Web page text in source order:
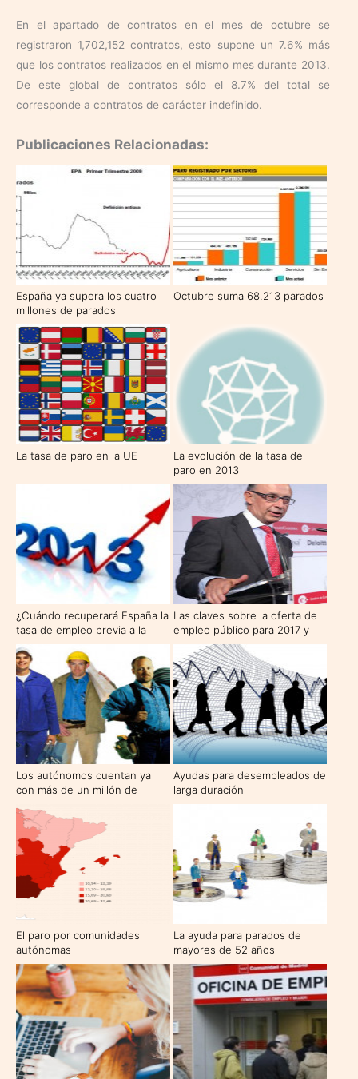
En el apartado de contratos en el mes de octubre se
registraron 1,702,152 contratos, esto supone un 7.6% más
que los contratos realizados en el mismo mes durante 2013.
De este global de contratos sólo el 8.7% del total se
corresponde a contratos de carácter indefinido.
Publicaciones Relacionadas:
España ya supera los cuatro
millones de parados
Octubre suma 68.213 parados
La tasa de paro en la UE
La evolución de la tasa de
paro en 2013
¿Cuándo recuperará España la
tasa de empleo previa a la
crisis?
Las claves sobre la oferta de
empleo público para 2017 y
2018, la mayor desde 2008,
con 28.200 plazas
Los autónomos cuentan ya
con más de un millón de
Ayudas para desempleados de
larga duración
El paro por comunidades
autónomas
La ayuda para parados de
mayores de 52 años